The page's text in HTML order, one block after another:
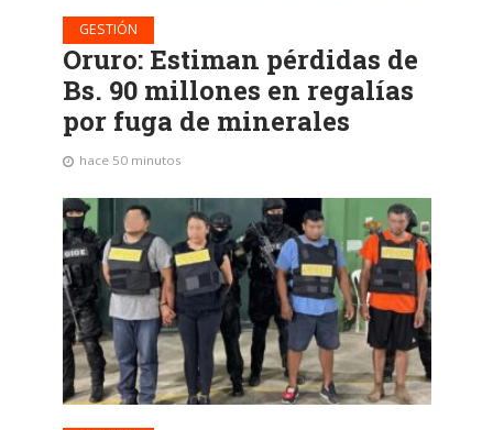
GESTIÓN
Oruro: Estiman pérdidas de
Bs. 90 millones en regalías
por fuga de minerales
hace 50 minutos